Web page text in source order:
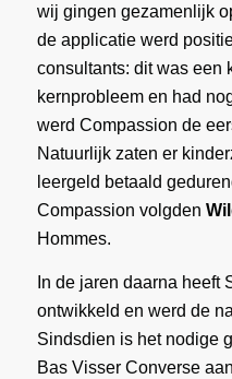
wij gingen gezamenlijk
de applicatie werd
consultants: dit was een
kernprobleem en had
werd Compassion de
Natuurlijk zaten er
leergeld betaald
Compassion volgden
Hommes.
In de jaren daarna heeft
ontwikkeld en werd de
Sindsdien is het nodige
Bas Visser Converse